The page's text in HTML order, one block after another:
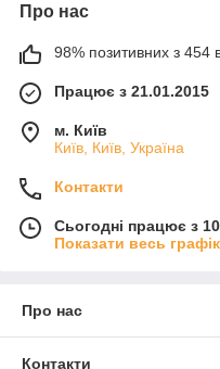
Про нас
98% позитивних з 454
Працює з 21.01.2015
м. Київ
Київ, Київ, Україна
Контакти
Сьогодні працює з
Показати весь
Про нас
Контакти